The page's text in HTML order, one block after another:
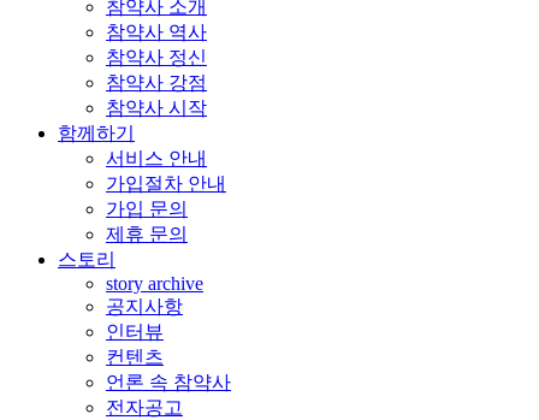
참약사 소개
참약사 역사
참약사 정신
참약사 강점
참약사 시작
함께하기
서비스 안내
가입절차 안내
가입 문의
제휴 문의
스토리
story archive
공지사항
인터뷰
컨텐츠
언론 속 참약사
전자공고